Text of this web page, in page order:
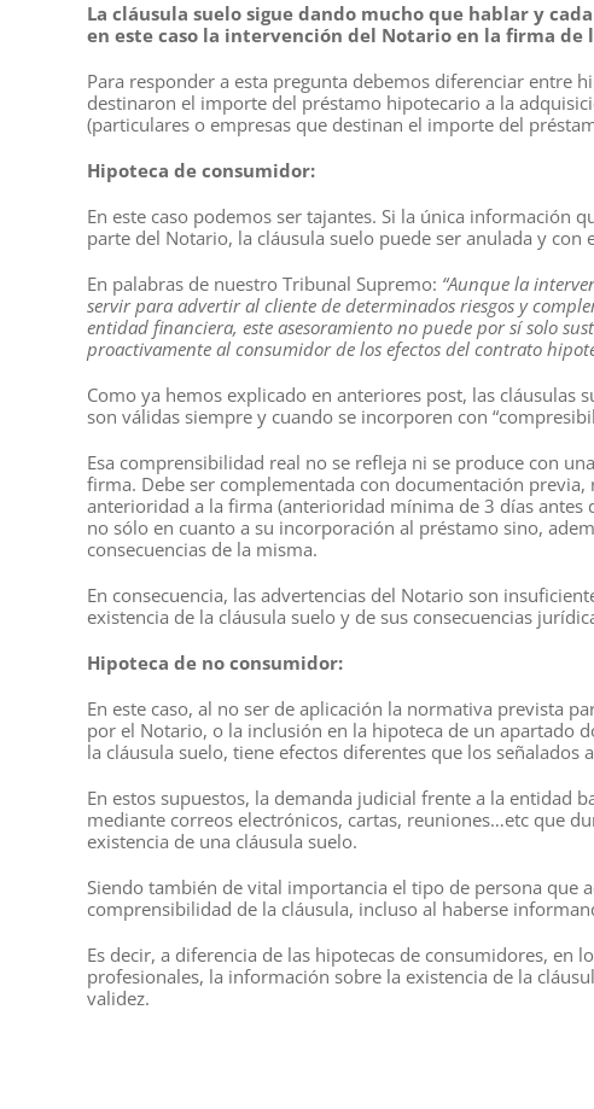
La cláusula suelo sigue dando mucho que hablar y
en este caso la intervención del Notario en la firma de
Para responder a esta pregunta debemos diferenciar entre
destinaron el importe del préstamo hipotecario a la
(particulares o empresas que destinan el importe del
Hipoteca de consumidor:
En este caso podemos ser tajantes. Si la única información
parte del Notario, la cláusula suelo puede ser anulada y
En palabras de nuestro Tribunal Supremo: “Aunque la
servir para advertir al cliente de determinados riesgos y
entidad financiera, este asesoramiento no puede por sí solo
proactivamente al consumidor de los efectos del contrato
Como ya hemos explicado en anteriores post, las cláusulas
son válidas siempre y cuando se incorporen con
Esa comprensibilidad real no se refleja ni se produce con
firma. Debe ser complementada con documentación
anterioridad a la firma (anterioridad mínima de 3 días antes
no sólo en cuanto a su incorporación al préstamo sino,
consecuencias de la misma.
En consecuencia, las advertencias del Notario son
existencia de la cláusula suelo y de sus consecuencias
Hipoteca de no consumidor:
En este caso, al no ser de aplicación la normativa prevista
por el Notario, o la inclusión en la hipoteca de un apartado
la cláusula suelo, tiene efectos diferentes que los señalados
En estos supuestos, la demanda judicial frente a la entidad
mediante correos electrónicos, cartas, reuniones…etc que
existencia de una cláusula suelo.
Siendo también de vital importancia el tipo de persona que
comprensibilidad de la cláusula, incluso al haberse
Es decir, a diferencia de las hipotecas de consumidores, en
profesionales, la información sobre la existencia de la
validez.